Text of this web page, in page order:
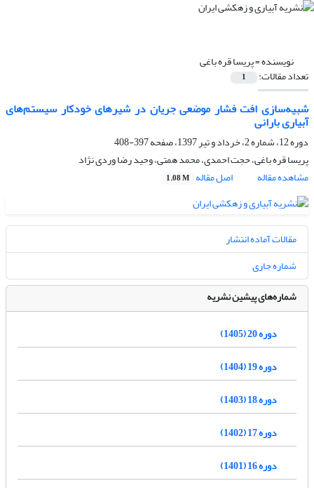
نویسنده =پریسا قره باغی
تعداد مقالات: 1
شبیه‌سازی افت فشار موضعی جریان در شیرهای خودکار سیستم‌های
آبیاری بارانی
دوره 12، شماره 2، خرداد و تیر 1397، صفحه
397-408
پریسا قره باغی، حجت احمدی، محمد همتی، وحید رضا وردی نژاد
مشاهده مقاله
اصل مقاله 1.08 M
مقالات آماده انتشار
شماره جاری
شماره‌های پیشین نشریه
دوره 20 (1405)
دوره 19 (1404)
دوره 18 (1403)
دوره 17 (1402)
دوره 16 (1401)